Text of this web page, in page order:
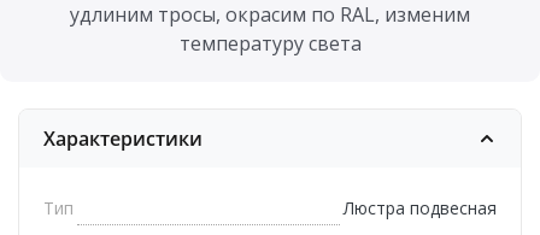
удлиним тросы, окрасим по RAL, изменим
температуру света
Характеристики
Тип
Люстра подвесная